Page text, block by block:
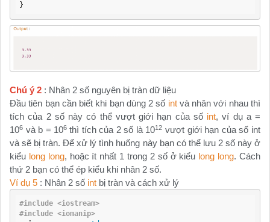
}
Chú ý 2 : Nhân 2 số nguyên bị tràn dữ liệu
Đầu tiên bạn cần biết khi bạn dùng 2 số int và nhân với nhau thì
tích của 2 số này có thể vượt giới hạn của số int, ví dụ a =
106 và b = 106 thì tích của 2 số là 1012 vượt giới hạn của số int
và sẽ bị tràn. Để xử lý tình huống này bạn có thể lưu 2 số này ở
kiểu long long, hoặc ít nhất 1 trong 2 số ở kiểu long long. Cách
thứ 2 bạn có thể ép kiểu khi nhân 2 số.
Ví dụ 5 : Nhân 2 số int bị tràn và cách xử lý
#include <iostream>
#include <iomanip>